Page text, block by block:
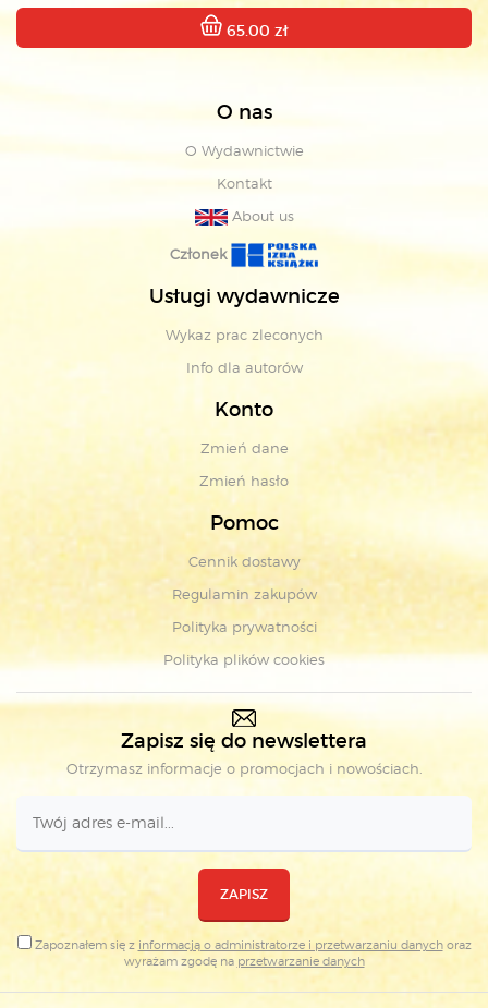
65.00 zł
O nas
O Wydawnictwie
Kontakt
About us
Członek
Usługi wydawnicze
Wykaz prac zleconych
Info dla autorów
Konto
Zmień dane
Zmień hasło
Pomoc
Cennik dostawy
Regulamin zakupów
Polityka prywatności
Polityka plików cookies
Zapisz się do newslettera
Otrzymasz informacje o promocjach i nowościach.
ZAPISZ
Zapoznałem się z informacją o administratorze i przetwarzaniu danychoraz
wyrażam zgodę na przetwarzanie danych